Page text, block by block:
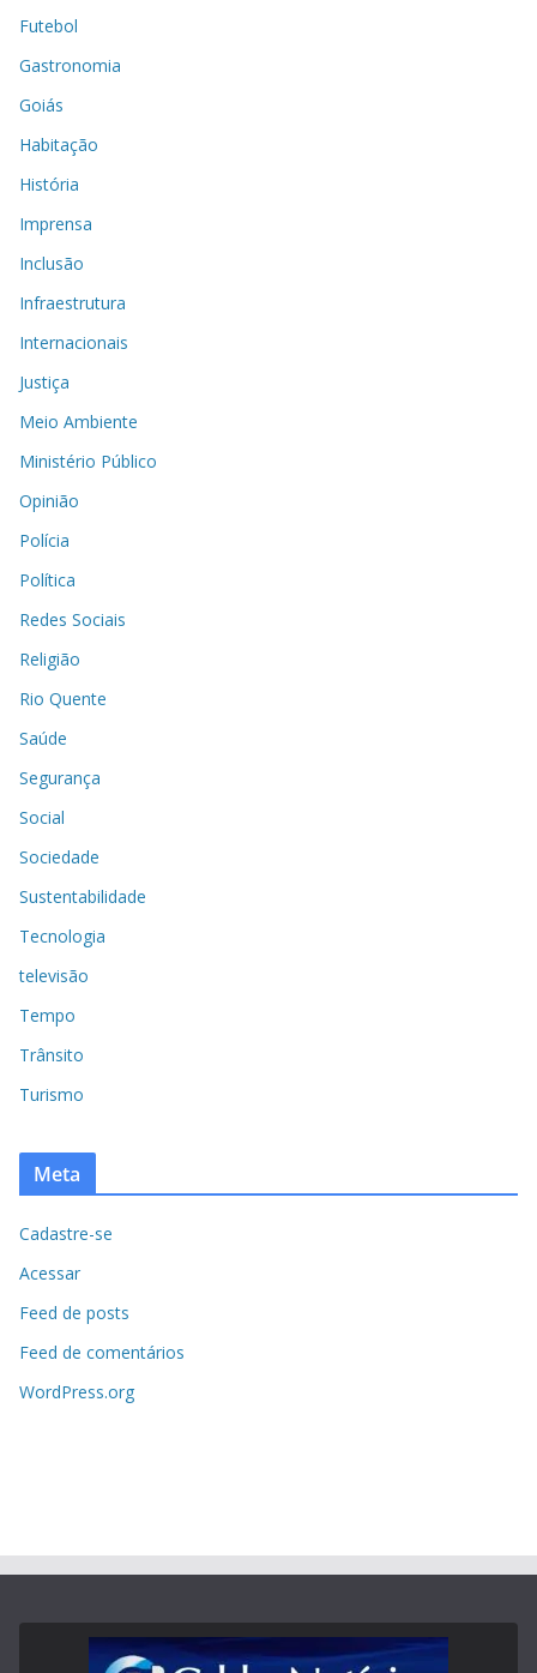
Futebol
Gastronomia
Goiás
Habitação
História
Imprensa
Inclusão
Infraestrutura
Internacionais
Justiça
Meio Ambiente
Ministério Público
Opinião
Polícia
Política
Redes Sociais
Religião
Rio Quente
Saúde
Segurança
Social
Sociedade
Sustentabilidade
Tecnologia
televisão
Tempo
Trânsito
Turismo
Meta
Cadastre-se
Acessar
Feed de posts
Feed de comentários
WordPress.org